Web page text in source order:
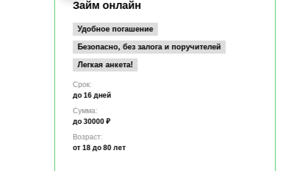
Займ онлайн
Удобное погашение
Безопасно, без залога и поручителей
Легкая анкета!
Срок:
до 16 дней
Сумма:
до 30000 ₽
Возраст:
от 18 до 80 лет